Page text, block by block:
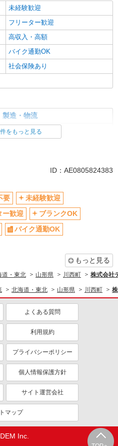
未経験歓迎
フリーター歓迎
高収入・高額
バイク通勤OK
社会保険あり
製造・物流
をもっと見る
ID：AE0805824383
要
未経験歓迎
ー歓迎
ブランクOK
バイク通勤OK
もっと見る
道・東北 山形県 川西町 株式会社
北海道・東北 山形県 川西町
よくある質問
利用規約
プライバシーポリシー
個人情報保護方針
サイト運営会社
マップ
Inc.